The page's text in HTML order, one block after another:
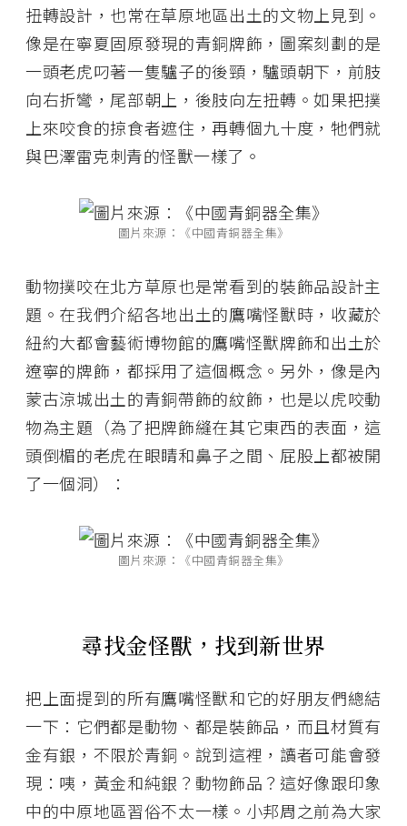
扭轉設計，也常在草原地區出土的文物上見到。
像是在寧夏固原發現的青銅牌飾，圖案刻劃的是
一頭老虎叼著一隻驢子的後頸，驢頭朝下，前肢
向右折彎，尾部朝上，後肢向左扭轉。如果把撲
上來咬食的掠食者遮住，再轉個九十度，牠們就
與巴澤雷克刺青的怪獸一樣了。
圖片來源：《中國青銅器全集》
動物撲咬在北方草原也是常看到的裝飾品設計主
題。在我們介紹各地出土的鷹嘴怪獸時，收藏於
紐約大都會藝術博物館的鷹嘴怪獸牌飾和出土於
遼寧的牌飾，都採用了這個概念。另外，像是內
蒙古涼城出土的青銅帶飾的紋飾，也是以虎咬動
物為主題（為了把牌飾縫在其它東西的表面，這
頭倒楣的老虎在眼睛和鼻子之間、屁股上都被開
了一個洞）：
圖片來源：《中國青銅器全集》
尋找金怪獸，找到新世界
把上面提到的所有鷹嘴怪獸和它的好朋友們總結
一下：它們都是動物、都是裝飾品，而且材質有
金有銀，不限於青銅。說到這裡，讀者可能會發
現：咦，黃金和純銀？動物飾品？這好像跟印象
中的中原地區習俗不太一樣。小邦周之前為大家